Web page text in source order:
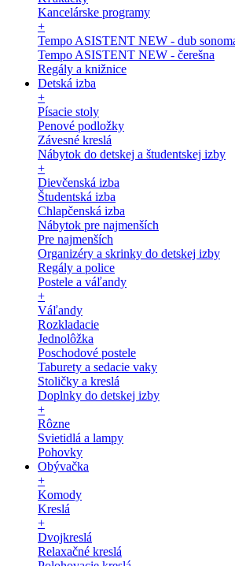
Kancelárske programy
+
Tempo ASISTENT NEW - dub
Tempo ASISTENT NEW - čerešna
Regály a knižnice
Detská izba
+
Písacie stoly
Penové podložky
Závesné kreslá
Nábytok do detskej a študentskej izby
+
Dievčenská izba
Študentská izba
Chlapčenská izba
Nábytok pre najmenších
Pre najmenších
Organizéry a skrinky do detskej izby
Regály a police
Postele a váľandy
+
Váľandy
Rozkladacie
Jednolôžka
Poschodové postele
Taburety a sedacie vaky
Stoličky a kreslá
Doplnky do detskej izby
+
Rôzne
Svietidlá a lampy
Pohovky
Obývačka
+
Komody
Kreslá
+
Dvojkreslá
Relaxačné kreslá